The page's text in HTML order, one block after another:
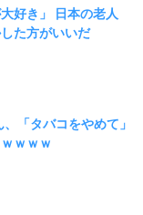
好き」 日本の老人
た方がいいだ
「タバコをやめて」
ｗｗｗ